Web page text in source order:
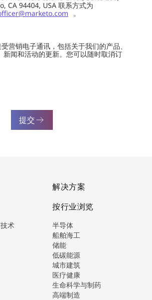
CA 94404, USA 联系方式为
。
营销电子通讯，包括关于我们的产品、
新闻和活动的更新。您可以随时取消订
提交
术
解决方案
按行业浏览
半导体
船舶海工
储能
低碳能源
城市建筑
医疗健康
生命科学与制药
高端制造